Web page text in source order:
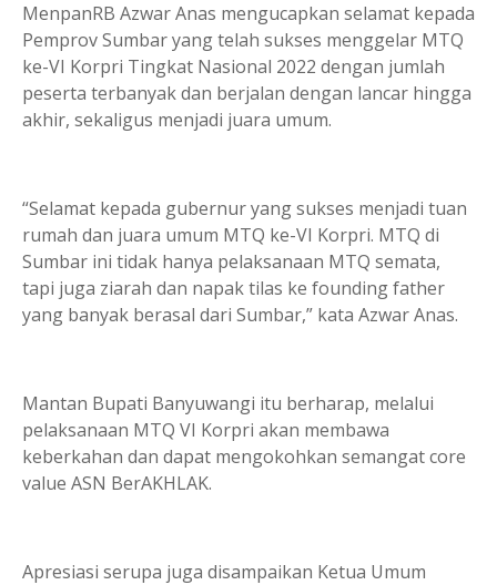
MenpanRB Azwar Anas mengucapkan selamat kepada
Pemprov Sumbar yang telah sukses menggelar MTQ
ke-VI Korpri Tingkat Nasional 2022 dengan jumlah
peserta terbanyak dan berjalan dengan lancar hingga
akhir, sekaligus menjadi juara umum.
“Selamat kepada gubernur yang sukses menjadi tuan
rumah dan juara umum MTQ ke-VI Korpri. MTQ di
Sumbar ini tidak hanya pelaksanaan MTQ semata,
tapi juga ziarah dan napak tilas ke founding father
yang banyak berasal dari Sumbar,” kata Azwar Anas.
Mantan Bupati Banyuwangi itu berharap, melalui
pelaksanaan MTQ VI Korpri akan membawa
keberkahan dan dapat mengokohkan semangat core
value ASN BerAKHLAK.
Apresiasi serupa juga disampaikan Ketua Umum